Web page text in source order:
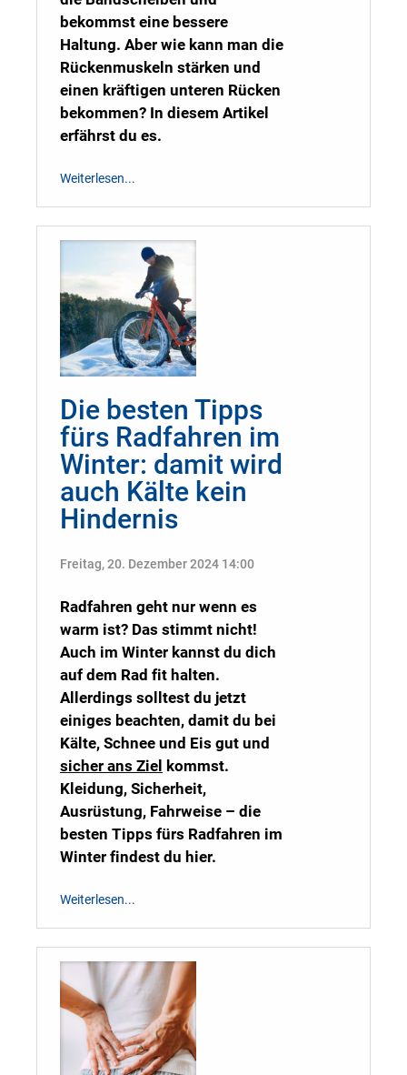
bekommst eine bessere
Haltung. Aber wie kann man die
Rückenmuskeln stärken und
einen kräftigen unteren Rücken
bekommen? In diesem Artikel
erfährst du es.
Weiterlesen...
Die besten Tipps
fürs Radfahren im
Winter: damit wird
auch Kälte kein
Hindernis
Freitag, 20. Dezember 2024 14:00
Radfahren geht nur wenn es
warm ist? Das stimmt nicht!
Auch im Winter kannst du dich
auf dem Rad fit halten.
Allerdings solltest du jetzt
einiges beachten, damit du bei
Kälte, Schnee und Eis gut und
sicher ans Ziel kommst.
Kleidung, Sicherheit,
Ausrüstung, Fahrweise – die
besten Tipps fürs Radfahren im
Winter findest du hier.
Weiterlesen...